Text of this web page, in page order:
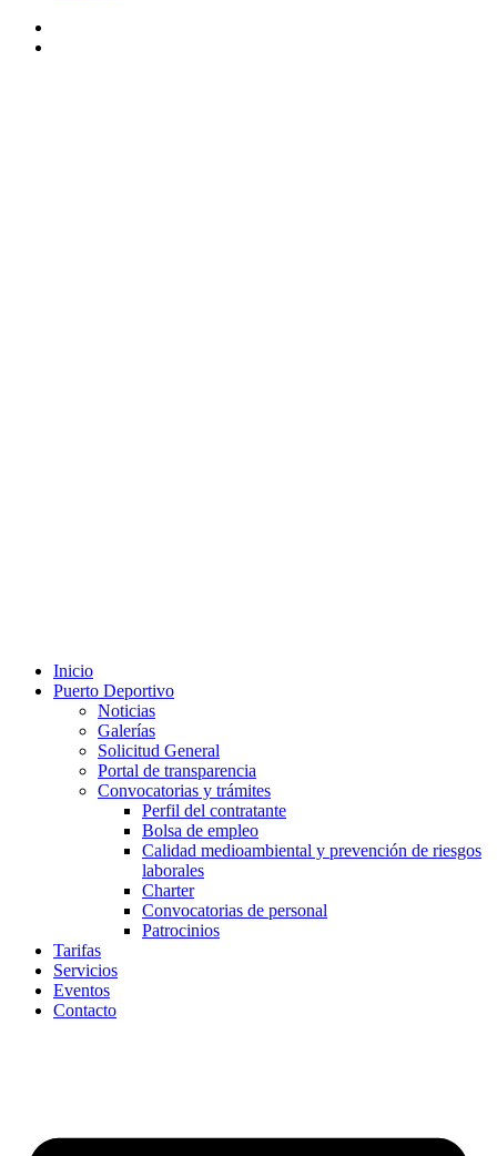
Inicio
Puerto Deportivo
Noticias
Galerías
Solicitud General
Portal de transparencia
Convocatorias y trámites
Perfil del contratante
Bolsa de empleo
Calidad medioambiental y prevención de riesgos
laborales
Charter
Convocatorias de personal
Patrocinios
Tarifas
Servicios
Eventos
Contacto